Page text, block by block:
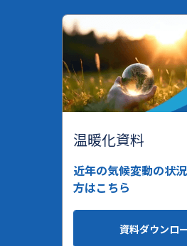
温暖化資料
近年の気候変動の状
方はこちら
資料ダウンロ